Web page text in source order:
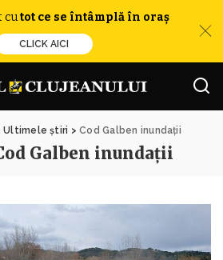
cutot ce se întâmplă în oraș
CLICK AICI
Ultimele știri >Cod Galben inundații
Galben inundații